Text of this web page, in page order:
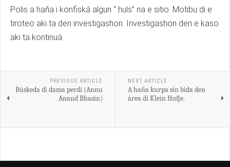
Polis a haña i konfiská algun “ huls” na e sitio. Motibu di e
tiroteo aki ta den investigashon. Investigashon den e kaso
aki ta kontinuá.
PREVIOUS ARTICLE
Búskeda di dama perdí (Annu
Anand Bhasin)
NEXT ARTICLE
A haña kurpa sin bida den
área di Klein Hofje.